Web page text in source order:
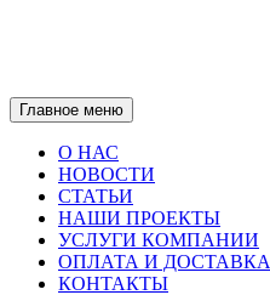
Главное меню
О НАС
НОВОСТИ
СТАТЬИ
НАШИ ПРОЕКТЫ
УСЛУГИ КОМПАНИИ
ОПЛАТА И ДОСТАВКА
КОНТАКТЫ